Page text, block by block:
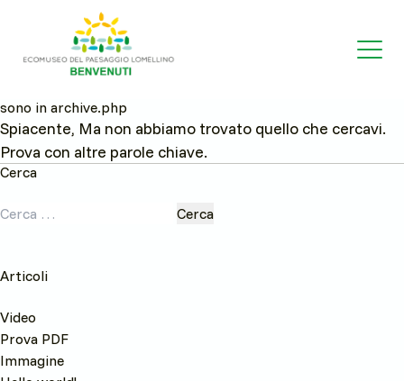
sono in archive.php
Spiacente, Ma non abbiamo trovato quello che cercavi.
Prova con altre parole chiave.
Cerca
Ricerca
Articoli
Video
Prova PDF
Immagine